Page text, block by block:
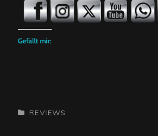
Gefällt mir:
CATEGORIES
REVIEWS